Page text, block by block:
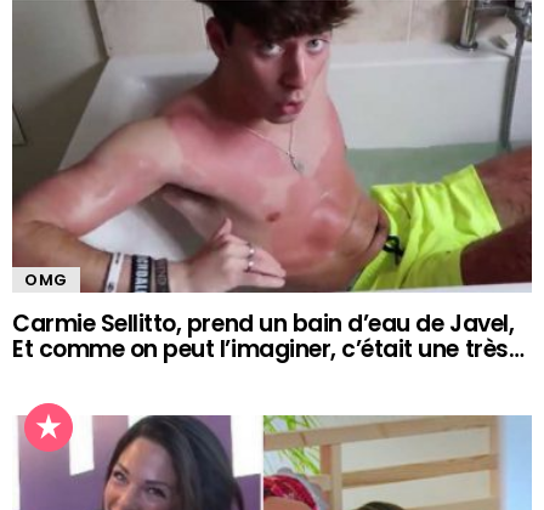
OMG
Carmie Sellitto, prend un bain d’eau de Javel,
Et comme on peut l’imaginer, c’était une très…